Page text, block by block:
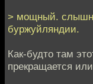
> мощный.
буржуйляндии.
Как-будто там
прекращается